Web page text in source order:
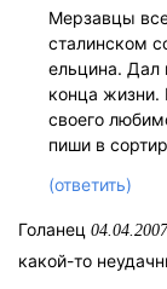
Мерзавцы
сталинском
ельцина. Дал
конца
своего
пиши в
(ответить)
Голанец
какой-то